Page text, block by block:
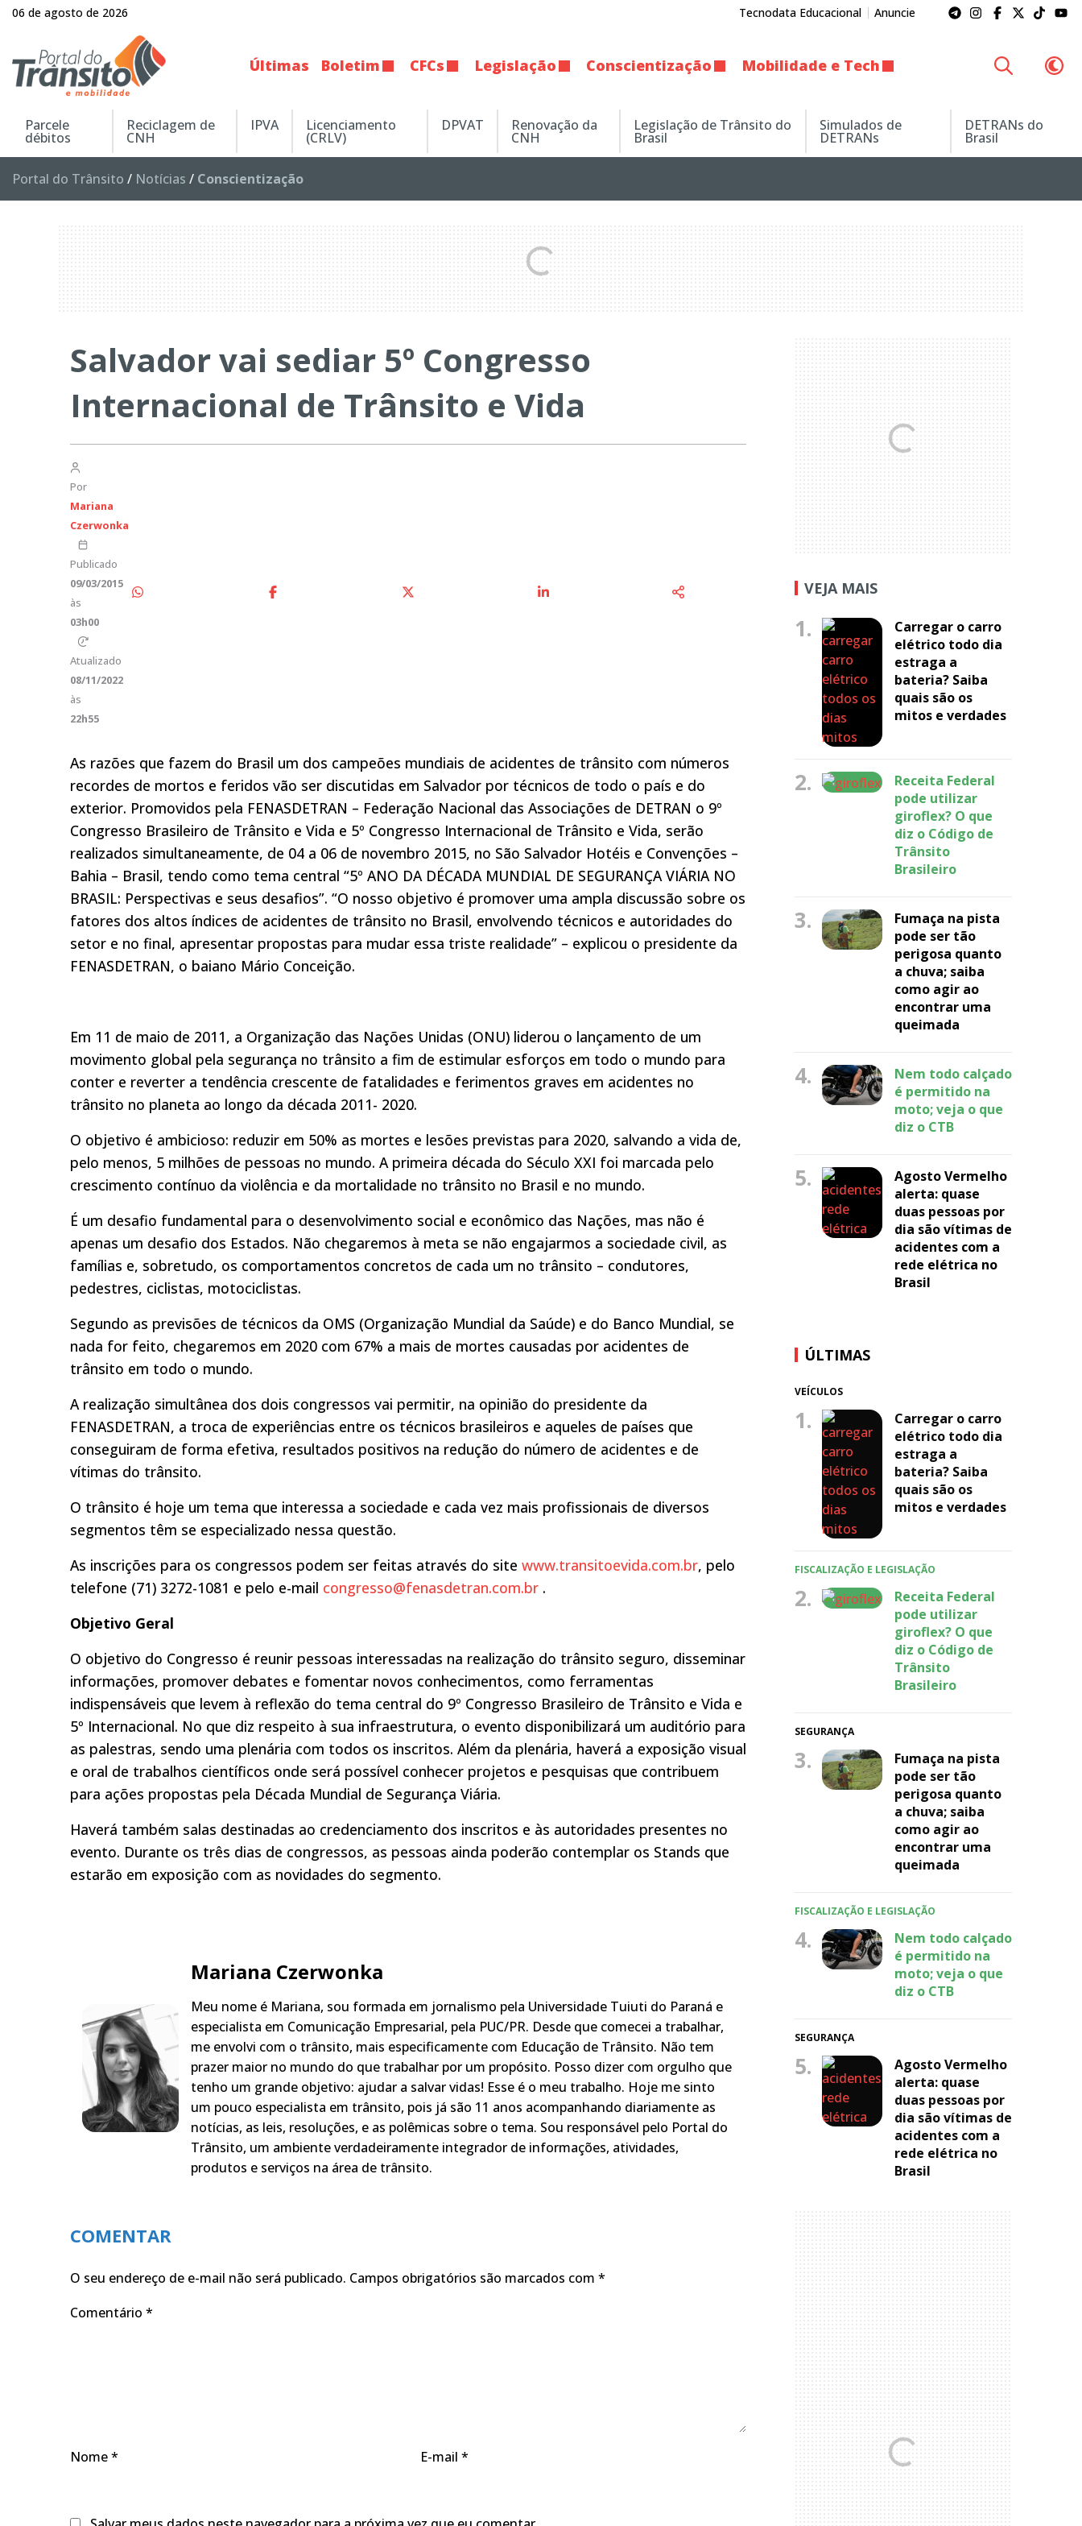
06 de agosto de 2026 Tecnodata Educacional Anuncie
Últimas Boletim CFCs Legislação Conscientização Mobilidade e Tech
Parcele
débitos
Reciclagem de
CNH
IPVA Licenciamento
(CRLV)
DPVAT Renovação da
CNH
Legislação de Trânsito do
Brasil
Simulados de
DETRANs
DETRANs do
Brasil
Portal do Trânsito / Notícias / Conscientização
Salvador vai sediar 5º Congresso
Internacional de Trânsito e Vida
Por
Mariana
Czerwonka
Publicado
09/03/2015
às
03h00
Atualizado
08/11/2022
às
22h55
As razões que fazem do Brasil um dos campeões mundiais de acidentes de trânsito com números
recordes de mortos e feridos vão ser discutidas em Salvador por técnicos de todo o país e do
exterior. Promovidos pela FENASDETRAN – Federação Nacional das Associações de DETRAN o 9º
Congresso Brasileiro de Trânsito e Vida e 5º Congresso Internacional de Trânsito e Vida, serão
realizados simultaneamente, de 04 a 06 de novembro 2015, no São Salvador Hotéis e Convenções –
Bahia – Brasil, tendo como tema central “5º ANO DA DÉCADA MUNDIAL DE SEGURANÇA VIÁRIA NO
BRASIL: Perspectivas e seus desafios”. “O nosso objetivo é promover uma ampla discussão sobre os
fatores dos altos índices de acidentes de trânsito no Brasil, envolvendo técnicos e autoridades do
setor e no final, apresentar propostas para mudar essa triste realidade” – explicou o presidente da
FENASDETRAN, o baiano Mário Conceição.
Em 11 de maio de 2011, a Organização das Nações Unidas (ONU) liderou o lançamento de um
movimento global pela segurança no trânsito a fim de estimular esforços em todo o mundo para
conter e reverter a tendência crescente de fatalidades e ferimentos graves em acidentes no
trânsito no planeta ao longo da década 2011- 2020.
O objetivo é ambicioso: reduzir em 50% as mortes e lesões previstas para 2020, salvando a vida de,
pelo menos, 5 milhões de pessoas no mundo. A primeira década do Século XXI foi marcada pelo
crescimento contínuo da violência e da mortalidade no trânsito no Brasil e no mundo.
É um desafio fundamental para o desenvolvimento social e econômico das Nações, mas não é
apenas um desafio dos Estados. Não chegaremos à meta se não engajarmos a sociedade civil, as
famílias e, sobretudo, os comportamentos concretos de cada um no trânsito – condutores,
pedestres, ciclistas, motociclistas.
Segundo as previsões de técnicos da OMS (Organização Mundial da Saúde) e do Banco Mundial, se
nada for feito, chegaremos em 2020 com 67% a mais de mortes causadas por acidentes de
trânsito em todo o mundo.
A realização simultânea dos dois congressos vai permitir, na opinião do presidente da
FENASDETRAN, a troca de experiências entre os técnicos brasileiros e aqueles de países que
conseguiram de forma efetiva, resultados positivos na redução do número de acidentes e de
vítimas do trânsito.
O trânsito é hoje um tema que interessa a sociedade e cada vez mais profissionais de diversos
segmentos têm se especializado nessa questão.
As inscrições para os congressos podem ser feitas através do site www.transitoevida.com.br, pelo
telefone (71) 3272-1081 e pelo e-mail congresso@fenasdetran.com.br .
Objetivo Geral
O objetivo do Congresso é reunir pessoas interessadas na realização do trânsito seguro, disseminar
informações, promover debates e fomentar novos conhecimentos, como ferramentas
indispensáveis que levem à reflexão do tema central do 9º Congresso Brasileiro de Trânsito e Vida e
5º Internacional. No que diz respeito à sua infraestrutura, o evento disponibilizará um auditório para
as palestras, sendo uma plenária com todos os inscritos. Além da plenária, haverá a exposição visual
e oral de trabalhos científicos onde será possível conhecer projetos e pesquisas que contribuem
para ações propostas pela Década Mundial de Segurança Viária.
Haverá também salas destinadas ao credenciamento dos inscritos e às autoridades presentes no
evento. Durante os três dias de congressos, as pessoas ainda poderão contemplar os Stands que
estarão em exposição com as novidades do segmento.
Mariana Czerwonka
Meu nome é Mariana, sou formada em jornalismo pela Universidade Tuiuti do Paraná e
especialista em Comunicação Empresarial, pela PUC/PR. Desde que comecei a trabalhar,
me envolvi com o trânsito, mais especificamente com Educação de Trânsito. Não tem
prazer maior no mundo do que trabalhar por um propósito. Posso dizer com orgulho que
tenho um grande objetivo: ajudar a salvar vidas! Esse é o meu trabalho. Hoje me sinto
um pouco especialista em trânsito, pois já são 11 anos acompanhando diariamente as
notícias, as leis, resoluções, e as polêmicas sobre o tema. Sou responsável pelo Portal do
Trânsito, um ambiente verdadeiramente integrador de informações, atividades,
produtos e serviços na área de trânsito.
COMENTAR
O seu endereço de e-mail não será publicado. Campos obrigatórios são marcados com *
Comentário *
Nome* E-mail *
VEJA MAIS
1.
Carregar o carro
elétrico todo dia
estraga a
bateria? Saiba
quais são os
mitos e verdades
2.
Receita Federal
pode utilizar
giroflex? O que
diz o Código de
Trânsito
Brasileiro
3.
Fumaça na pista
pode ser tão
perigosa quanto
a chuva; saiba
como agir ao
encontrar uma
queimada
4.
Nem todo calçado
é permitido na
moto; veja o que
diz o CTB
5.
Agosto Vermelho
alerta: quase
duas pessoas por
dia são vítimas de
acidentes com a
rede elétrica no
Brasil
ÚLTIMAS
VEÍCULOS
1.
Carregar o carro
elétrico todo dia
estraga a
bateria? Saiba
quais são os
mitos e verdades
FISCALIZAÇÃO E LEGISLAÇÃO
2.
Receita Federal
pode utilizar
giroflex? O que
diz o Código de
Trânsito
Brasileiro
SEGURANÇA
3.
Fumaça na pista
pode ser tão
perigosa quanto
a chuva; saiba
como agir ao
encontrar uma
queimada
FISCALIZAÇÃO E LEGISLAÇÃO
4.
Nem todo calçado
é permitido na
moto; veja o que
diz o CTB
SEGURANÇA
5.
Agosto Vermelho
alerta: quase
duas pessoas por
dia são vítimas de
acidentes com a
rede elétrica no
Brasil